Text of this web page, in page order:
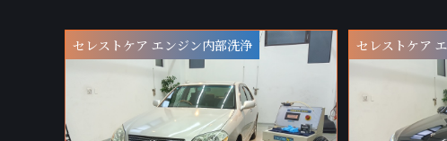
セレストケア エンジン内部洗浄 セレストケア